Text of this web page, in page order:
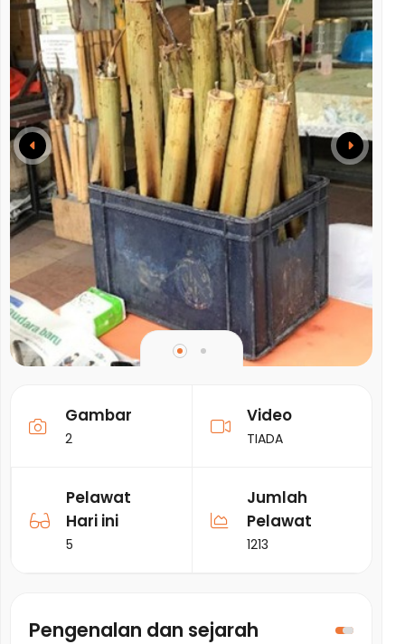
Gambar
2
Video
TIADA
Pelawat
Hari ini
5
Jumlah
Pelawat
1213
Pengenalan dan sejarah